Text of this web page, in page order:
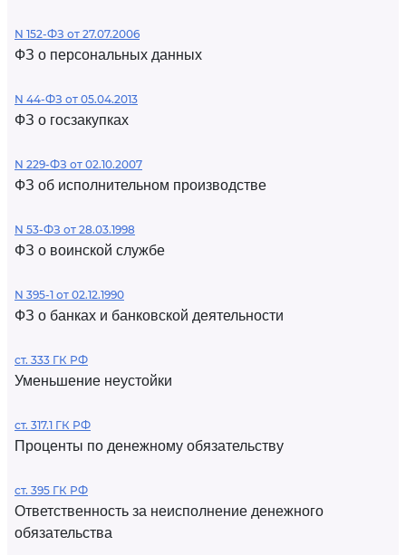
N 152-ФЗ от 27.07.2006
ФЗ о персональных данных
N 44-ФЗ от 05.04.2013
ФЗ о госзакупках
N 229-ФЗ от 02.10.2007
ФЗ об исполнительном производстве
N 53-ФЗ от 28.03.1998
ФЗ о воинской службе
N 395-1 от 02.12.1990
ФЗ о банках и банковской деятельности
ст. 333 ГК РФ
Уменьшение неустойки
ст. 317.1 ГК РФ
Проценты по денежному обязательству
ст. 395 ГК РФ
Ответственность за неисполнение денежного
обязательства